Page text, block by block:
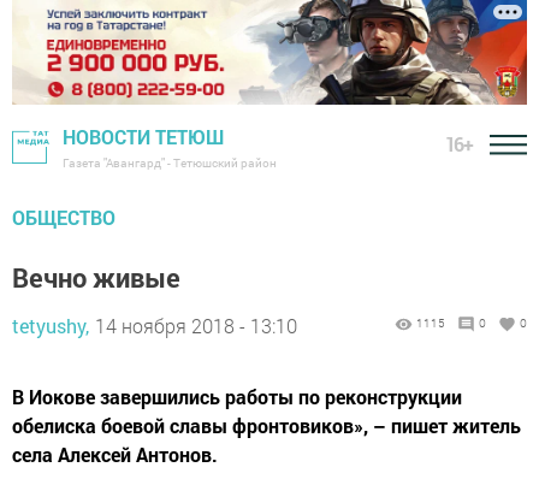
НОВОСТИ ТЕТЮШ
Газета "Авангард" - Тетюшский район
16+
ОБЩЕСТВО
Вечно живые
tetyushy, 14 ноября 2018 - 13:10 1115 0 0
В Иокове завершились работы по реконструкции
обелиска боевой славы фронтовиков», – пишет житель
села Алексей Антонов.